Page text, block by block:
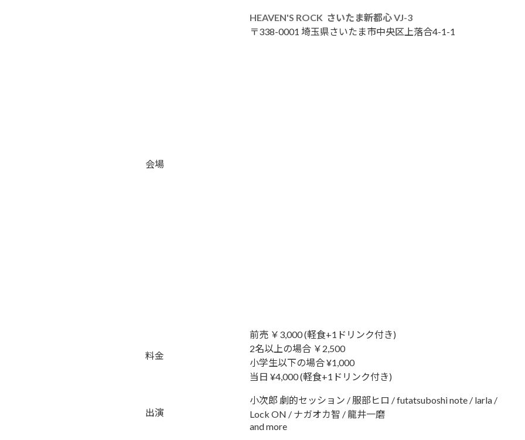
会場
HEAVEN'S ROCK さいたま新都心 VJ-3
〒338-0001 埼玉県さいたま市中央区上落合4-1-1
料金
前売 ￥3,000 (軽食+1ドリンク付き)
2名以上の場合 ￥2,500
小学生以下の場合 ¥1,000
当日 ¥4,000 (軽食+1ドリンク付き)
出演
小次郎 劇的セッション / 服部ヒロ / futatsuboshi note / larla /
Lock ON / ナガオカ智 / 龍井一磨
and more